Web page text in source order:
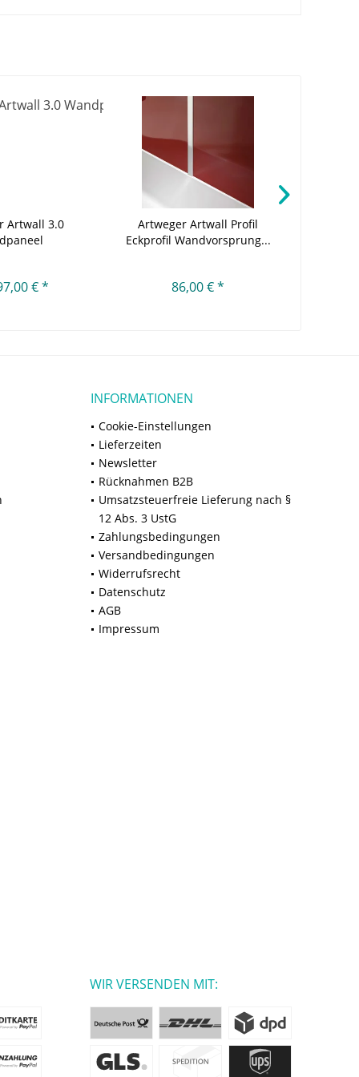
Artwall 3.0
€ *
Artweger Artwall Profil
Eckprofil Wandvorsprung...
86,00 € *
INFORMATIONEN
Cookie-Einstellungen
Lieferzeiten
Newsletter
Rücknahmen B2B
Umsatzsteuerfreie Lieferung nach §
12 Abs. 3 UstG
Zahlungsbedingungen
Versandbedingungen
Widerrufsrecht
Datenschutz
AGB
Impressum
WIR VERSENDEN MIT: